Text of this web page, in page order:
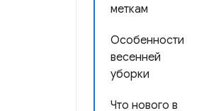
меткам
Особенности
весенней
уборки
Что нового в